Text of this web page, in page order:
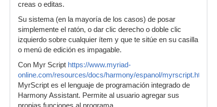
creas o editas.
Su sistema (en la mayoría de los casos) de posar
simplemente el ratón, o dar clic derecho o doble clic
izquierdo sobre cualquier ítem y que te sitúe en su casilla
o menú de edición es impagable.
Con Myr Script https://www.myriad-
online.com/resources/docs/harmony/espanol/myrscript.htm
MyrScript es el lenguaje de programación integrado de
Harmony Assistant. Permite al usuario agregar sus